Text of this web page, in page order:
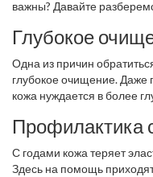
важны? Давайте
профессиональные
Глубокое
Одна из причин
глубокое очищение.
кожа нуждается в более
верхний слой кожи,
Профилактика
С годами кожа теряет
Здесь на помощь